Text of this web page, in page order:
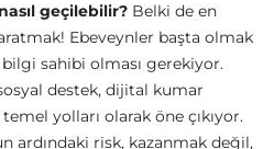
geçilebilir? Belki de en
Ebeveynler başta olmak
sahibi olması gerekiyor.
destek, dijital kumar
yolları olarak öne çıkıyor.
ardındaki risk, kazanmak değil,